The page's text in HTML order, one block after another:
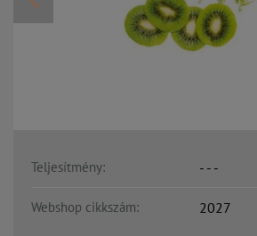
Teljesítmény: - - -
Webshop cikkszám: 2027